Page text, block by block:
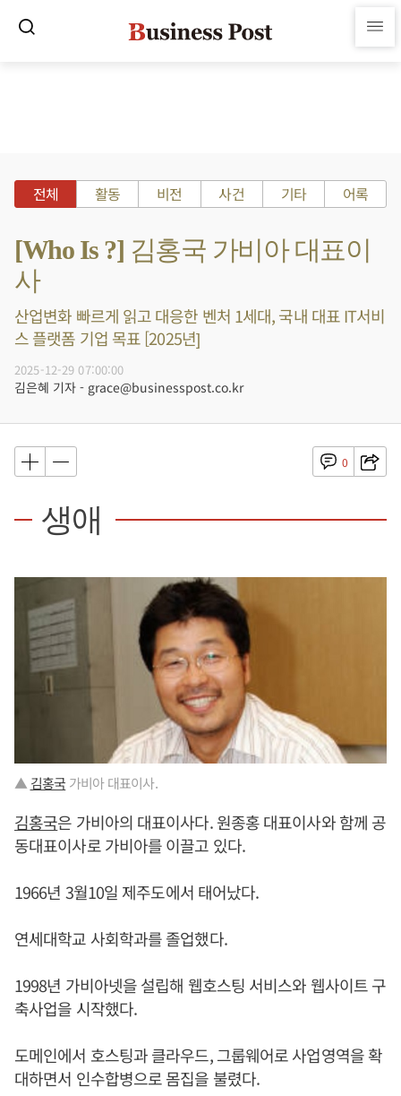
전체 활동 비전 사건 기타 어록
[Who Is ?] 김홍국 가비아 대표이
사
산업변화 빠르게 읽고 대응한 벤처 1세대, 국내 대표 IT서비
스 플랫폼 기업 목표 [2025년]
2025-12-29 07:00:00
김은혜 기자 - grace@businesspost.co.kr
0
생애
▲ 김홍국 가비아 대표이사.
김홍국은 가비아의 대표이사다. 원종홍 대표이사와 함께 공
동대표이사로 가비아를 이끌고 있다.
1966년 3월10일 제주도에서 태어났다.
연세대학교 사회학과를 졸업했다.
1998년 가비아넷을 설립해 웹호스팅 서비스와 웹사이트 구
축사업을 시작했다.
도메인에서 호스팅과 클라우드, 그룹웨어로 사업영역을 확
대하면서 인수합병으로 몸집을 불렸다.